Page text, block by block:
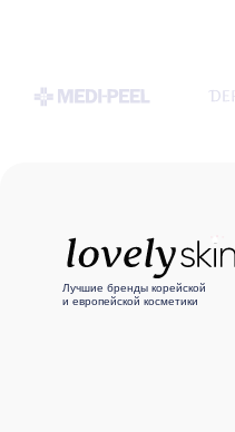
© LOVELY SKIN 2021